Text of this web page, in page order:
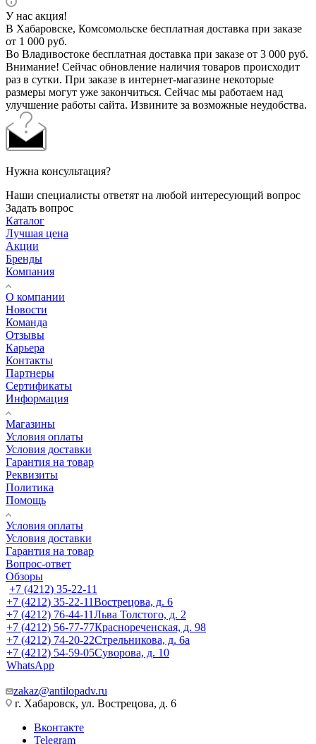
У нас акция!
В Хабаровске, Комсомольске бесплатная доставка при заказе
от 1 000 руб.
Во Владивостоке бесплатная доставка при заказе от 3 000 руб.
Внимание! Сейчас обновление наличия товаров происходит
раз в сутки. При заказе в интернет-магазине некоторые
размеры могут уже закончиться. Сейчас мы работаем над
улучшение работы сайта. Извините за возможные неудобства.
Нужна консультация?
Наши специалисты ответят на любой интересующий вопрос
Задать вопрос
Каталог
Лучшая цена
Акции
Бренды
Компания
О компании
Новости
Команда
Отзывы
Карьера
Контакты
Партнеры
Сертификаты
Информация
Магазины
Условия оплаты
Условия доставки
Гарантия на товар
Реквизиты
Политика
Помощь
Условия оплаты
Условия доставки
Гарантия на товар
Вопрос-ответ
Обзоры
+7 (4212) 35-22-11
+7 (4212) 35-22-11Вострецова, д. 6
+7 (4212) 76-44-11Льва Толстого, д. 2
+7 (4212) 56-77-77Краснореченская, д. 98
+7 (4212) 74-20-22Стрельникова, д. 6а
+7 (4212) 54-59-05Суворова, д. 10
WhatsApp
zakaz@antilopadv.ru
г. Хабаровск, ул. Вострецова, д. 6
Вконтакте
Telegram